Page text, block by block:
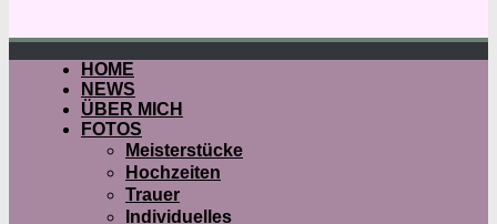
HOME
NEWS
ÜBER MICH
FOTOS
Meisterstücke
Hochzeiten
Trauer
Individuelles